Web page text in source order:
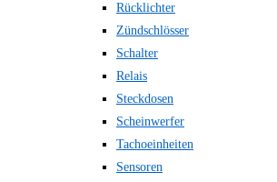
Rücklichter
Zündschlösser
Schalter
Relais
Steckdosen
Scheinwerfer
Tachoeinheiten
Sensoren